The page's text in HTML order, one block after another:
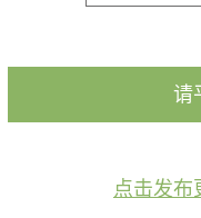
请
点击发布